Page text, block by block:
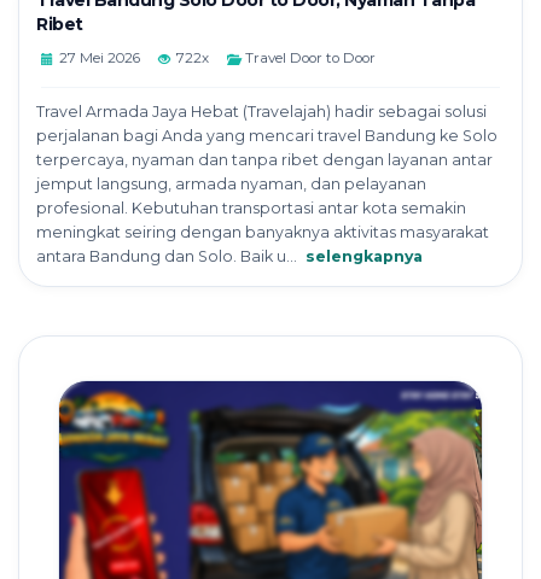
Ribet
27 Mei 2026 722x Travel Door to Door
Travel Armada Jaya Hebat (Travelajah) hadir sebagai solusi
perjalanan bagi Anda yang mencari travel Bandung ke Solo
terpercaya, nyaman dan tanpa ribet dengan layanan antar
jemput langsung, armada nyaman, dan pelayanan
profesional. Kebutuhan transportasi antar kota semakin
meningkat seiring dengan banyaknya aktivitas masyarakat
antara Bandung dan Solo. Baik u... selengkapnya